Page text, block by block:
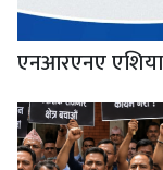
एनआरएनए एशिया